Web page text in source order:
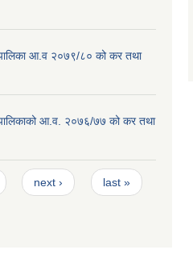
आ.व २०७९/८० को कर तथा
आ.व. २०७६/७७ को कर तथा
next › last »